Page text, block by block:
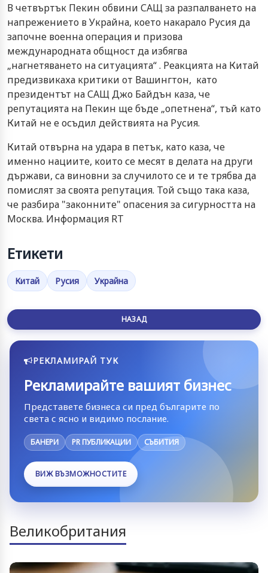
В четвъртък Пекин обвини САЩ за разпалването на
напрежението в Украйна, което накарало Русия да
започне военна операция и призова
международната общност да избягва
„нагнетяването на ситуацията“ . Реакцията на Китай
предизвикаха критики от Вашингтон, като
президентът на САЩ Джо Байдън каза, че
репутацията на Пекин ще бъде „опетнена“, тъй като
Китай не е осъдил действията на Русия.
Китай отвърна на удара в петък, като каза, че
именно нациите, които се месят в делата на други
държави, са виновни за случилото се и те трябва да
помислят за своята репутация. Той също така каза,
че разбира "законните" опасения за сигурността на
Москва. Информация RT
Етикети
Китай Русия Украйна
НАЗАД
РЕКЛАМИРАЙ ТУК
Рекламирайте вашият бизнес
Представете бизнеса си пред българите по
света с ясно и видимо послание.
БАНЕРИ PR ПУБЛИКАЦИИ СЪБИТИЯ
ВИЖ ВЪЗМОЖНОСТИТЕ
Великобритания